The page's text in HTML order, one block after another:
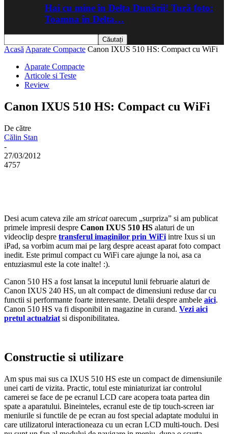
Hai cu mine în Delta Dunării! Tură foto:
Toamna în Delta…
Acasă Aparate Compacte Canon IXUS 510 HS: Compact cu WiFi
Aparate Compacte
Articole si Teste
Review
Canon IXUS 510 HS: Compact cu WiFi
De către
Călin Stan
-
27/03/2012
4757
Desi acum cateva zile am stricatoarecum „surpriza” si am publicat
primele impresii despre Canon IXUS 510 HS alaturi de un
videoclip despre transferul imaginilor prin WiFi intre Ixus si un
iPad, sa vorbim acum mai pe larg despre aceast aparat foto compact
inedit. Este primul compact cu WiFi care ajunge la noi, asa ca
entuziasmul este la cote inalte! :).
Canon 510 HS a fost lansat la inceputul lunii februarie alaturi de
Canon IXUS 240 HS, un alt compact de dimensiuni reduse dar cu
functii si performante foarte interesante. Detalii despre ambele aici.
Canon 510 HS va fi disponibil in magazine in curand. Vezi aici
pretul actualziat si disponibilitatea.
Constructie si utilizare
Am spus mai sus ca IXUS 510 HS este un compact de dimensiunile
unei carti de vizita. Practic, totul este miniaturizat iar controlul
camerei se face de pe ecranul LCD care acopera toata partea din
spate a aparatului. Bineinteles, ecranul este de tip touch-screen iar
meniurile si functile de pe ecran au fost special adaptate modului in
care utilizatorul interactioneaza cu un ecran LCD multi-touch. Desi